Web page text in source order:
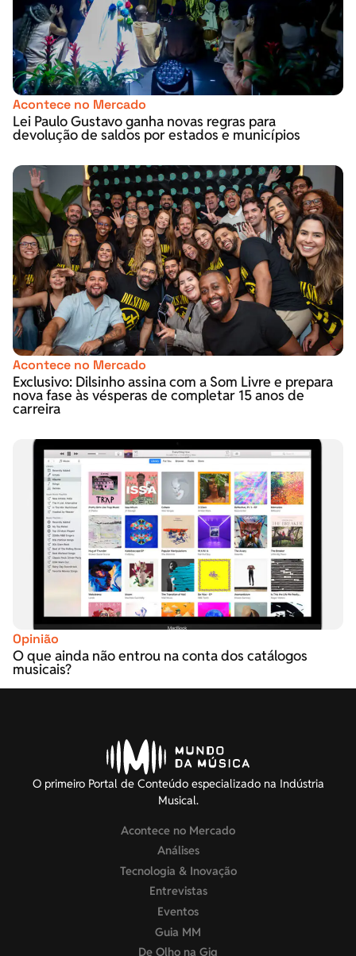
Acontece no Mercado
Lei Paulo Gustavo ganha novas regras para
devolução de saldos por estados e municípios
Acontece no Mercado
Exclusivo: Dilsinho assina com a Som Livre e prepara
nova fase às vésperas de completar 15 anos de
carreira
Opinião
O que ainda não entrou na conta dos catálogos
musicais?
O primeiro Portal de Conteúdo especializado na Indústria
Musical.
Acontece no Mercado
Análises
Tecnologia & Inovação
Entrevistas
Eventos
Guia MM
De Olho na Gig